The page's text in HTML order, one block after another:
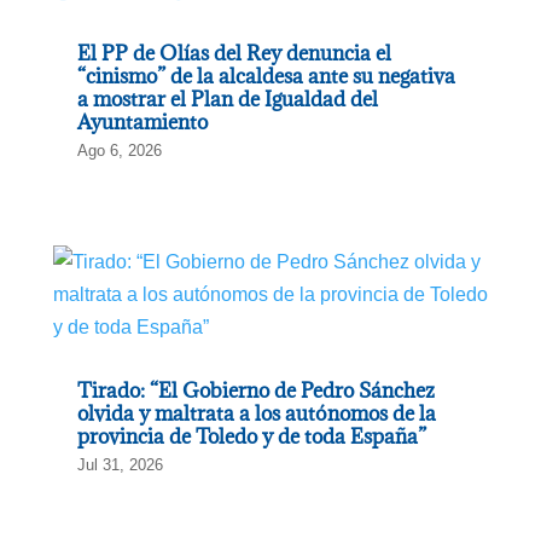
El PP de Olías del Rey denuncia el
“cinismo” de la alcaldesa ante su negativa
a mostrar el Plan de Igualdad del
Ayuntamiento
Ago 6, 2026
Tirado: “El Gobierno de Pedro Sánchez
olvida y maltrata a los autónomos de la
provincia de Toledo y de toda España”
Jul 31, 2026